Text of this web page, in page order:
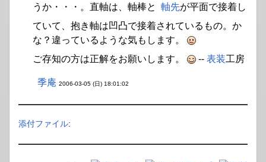
うか・・・。直軸は、軸棒と 軸先が平面で接着し
ていて、抱き軸は凹凸で接着されているもの。か
な？違っているような気もします。
ご存知の方は正解をお願いします。
-- 表装工房
季庵 2006-03-05 (日) 18:01:02
添付ファイル: